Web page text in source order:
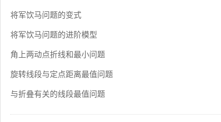
将军饮马问题的变式
将军饮马问题的进阶模型
角上两动点折线和最小问题
旋转线段与定点距离最值问题
与折叠有关的线段最值问题